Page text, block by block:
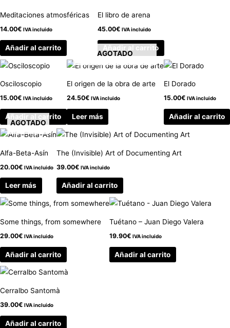
Meditaciones atmosféricas
14.00€ IVA incluido
Añadir al carrito
El libro de arena
45.00€ IVA incluido
Añadir al carrito
Osciloscopio
15.00€ IVA incluido
Añadir al carrito
AGOTADO
El origen de la obra de arte
24.50€ IVA incluido
Leer más
El Dorado
15.00€ IVA incluido
Añadir al carrito
AGOTADO
Alfa-Beta-Asín
20.00€ IVA incluido
Leer más
The (Invisible) Art of Documenting Art
39.00€ IVA incluido
Añadir al carrito
Some things, from somewhere
29.00€ IVA incluido
Añadir al carrito
Tuétano – Juan Diego Valera
19.90€ IVA incluido
Añadir al carrito
Cerralbo Santomà
39.00€ IVA incluido
Añadir al carrito